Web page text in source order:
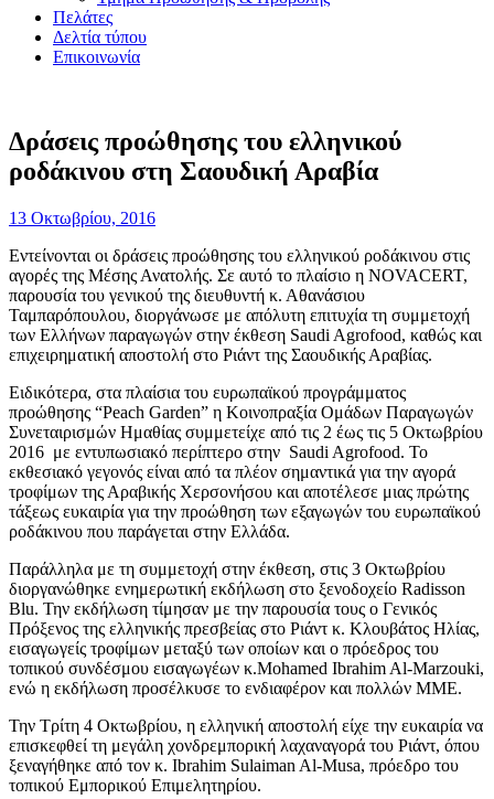
Πελάτες
Δελτία τύπου
Επικοινωνία
Δράσεις προώθησης του ελληνικού
ροδάκινου στη Σαουδική Αραβία
13 Οκτωβρίου, 2016
Εντείνονται οι δράσεις προώθησης του ελληνικού ροδάκινου στις
αγορές της Μέσης Ανατολής. Σε αυτό το πλαίσιο η NOVACERT,
παρουσία του γενικού της διευθυντή κ. Αθανάσιου
Ταμπαρόπουλου, διοργάνωσε με απόλυτη επιτυχία τη συμμετοχή
των Ελλήνων παραγωγών στην έκθεση Saudi Agrofood, καθώς και
επιχειρηματική αποστολή στο Ριάντ της Σαουδικής Αραβίας.
Ειδικότερα, στα πλαίσια του ευρωπαϊκού προγράμματος
προώθησης “Peach Garden” η Κοινοπραξία Ομάδων Παραγωγών
Συνεταιρισμών Ημαθίας συμμετείχε από τις 2 έως τις 5 Οκτωβρίου
2016 με εντυπωσιακό περίπτερο στην Saudi Agrofood. Το
εκθεσιακό γεγονός είναι από τα πλέον σημαντικά για την αγορά
τροφίμων της Αραβικής Χερσονήσου και αποτέλεσε μιας πρώτης
τάξεως ευκαιρία για την προώθηση των εξαγωγών του ευρωπαϊκού
ροδάκινου που παράγεται στην Ελλάδα.
Παράλληλα με τη συμμετοχή στην έκθεση, στις 3 Οκτωβρίου
διοργανώθηκε ενημερωτική εκδήλωση στο ξενοδοχείο Radisson
Blu. Την εκδήλωση τίμησαν με την παρουσία τους ο Γενικός
Πρόξενος της ελληνικής πρεσβείας στο Ριάντ κ. Κλουβάτος Ηλίας,
εισαγωγείς τροφίμων μεταξύ των οποίων και ο πρόεδρος του
τοπικού συνδέσμου εισαγωγέων κ.Mohamed Ibrahim Al-Marzouki,
ενώ η εκδήλωση προσέλκυσε το ενδιαφέρον και πολλών ΜΜΕ.
Την Τρίτη 4 Οκτωβρίου, η ελληνική αποστολή είχε την ευκαιρία να
επισκεφθεί τη μεγάλη χονδρεμπορική λαχαναγορά του Ριάντ, όπου
ξεναγήθηκε από τον κ. Ibrahim Sulaiman Al-Musa, πρόεδρο του
τοπικού Εμπορικού Επιμελητηρίου.